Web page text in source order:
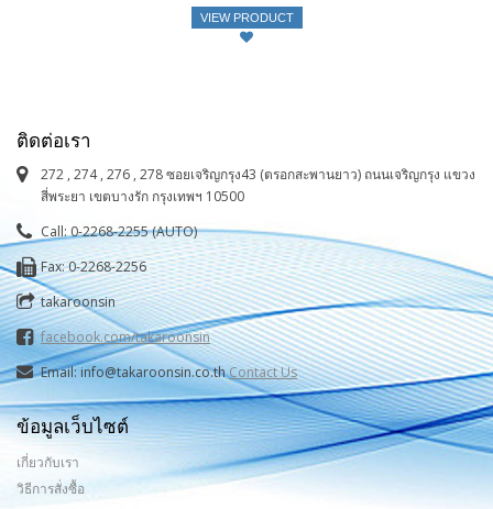
VIEW PRODUCT
ติดต่อเรา
272 , 274 , 276 , 278 ซอยเจริญกรุง43 (ตรอกสะพานยาว) ถนนเจริญกรุง แขวง
สี่พระยา เขตบางรัก กรุงเทพฯ 10500
Call: 0-2268-2255 (AUTO)
Fax: 0-2268-2256
takaroonsin
facebook.com/takaroonsin
Email: info@takaroonsin.co.thContact Us
ข้อมูลเว็บไซต์
เกี่ยวกับเรา
วิธีการสั่งซื้อ